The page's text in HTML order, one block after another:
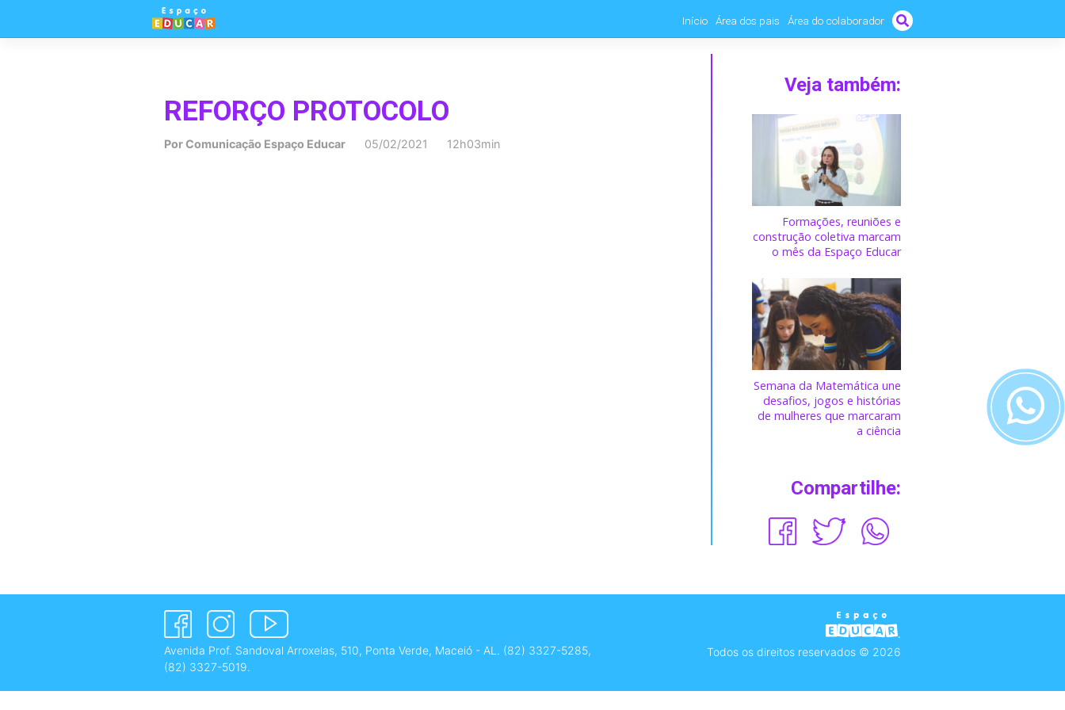
Início Área dos pais Área do colaborador
REFORÇO PROTOCOLO
Por Comunicação Espaço Educar 05/02/2021 12h03min
Veja também:
Formações, reuniões e
construção coletiva marcam
o mês da Espaço Educar
Semana da Matemática une
desafios, jogos e histórias
de mulheres que marcaram
a ciência
Compartilhe:
Avenida Prof. Sandoval Arroxelas, 510, Ponta Verde, Maceió - AL. (82) 3327-5285,
(82) 3327-5019.
Todos os direitos reservados © 2026